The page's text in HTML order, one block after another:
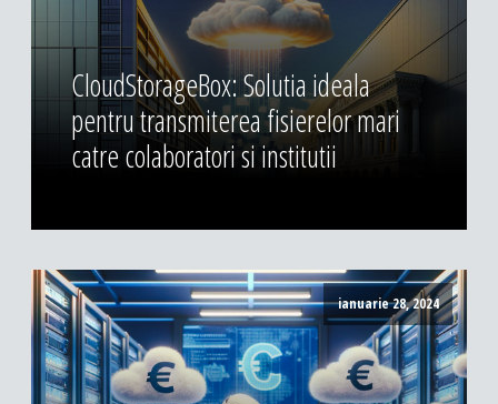
CloudStorageBox: Solutia ideala
pentru transmiterea fisierelor mari
catre colaboratori si institutii
ianuarie 28, 2024